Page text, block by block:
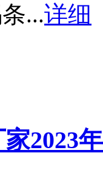
...详细
2023